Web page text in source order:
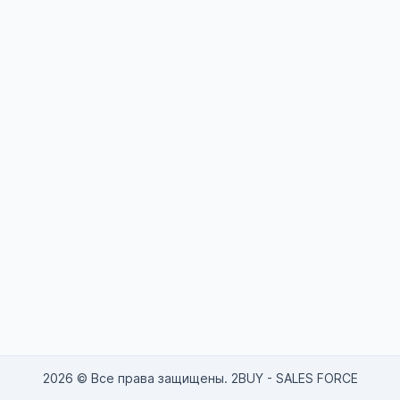
2026 © Все права защищены. 2BUY - SALES FORCE